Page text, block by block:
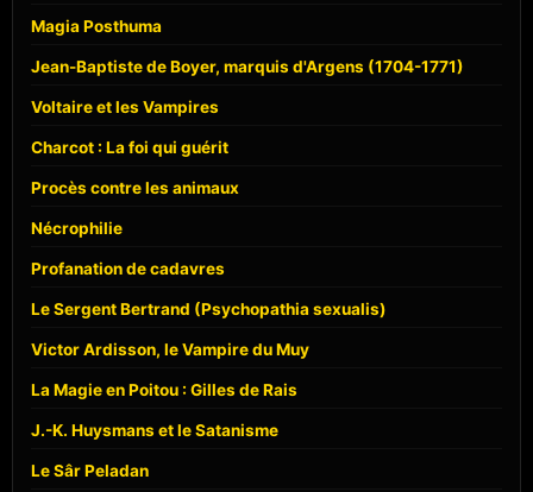
Magia Posthuma
Jean-Baptiste de Boyer, marquis d'Argens (1704-1771)
Voltaire et les Vampires
Charcot : La foi qui guérit
Procès contre les animaux
Nécrophilie
Profanation de cadavres
Le Sergent Bertrand (Psychopathia sexualis)
Victor Ardisson, le Vampire du Muy
La Magie en Poitou : Gilles de Rais
J.-K. Huysmans et le Satanisme
Le Sâr Peladan